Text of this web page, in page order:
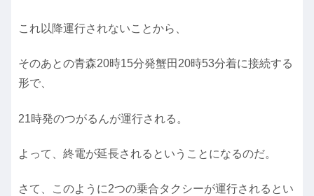
これ以降運行されないことから、
そのあとの青森20時15分発蟹田20時53分着に接続する
形で、
21時発のつがるんが運行される。
よって、終電が延長されるということになるのだ。
さて、このように2つの乗合タクシーが運行されるとい